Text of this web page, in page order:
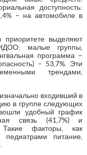
доступность:
– на автомобиле в
приоритете выделяют
малые группы,
программа –
– 53,7%. Эти
трендами,
входивший в
в группе следующих
удобный график
связь (41,7%) и
Такие факторы, как
педиатрами питание,